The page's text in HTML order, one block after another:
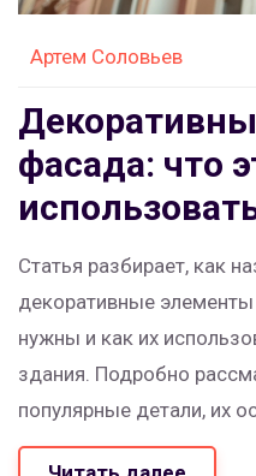
Артем Соловьев
фасада: что
Статья разбирает, как
декоративные
нужны и как их
здания. Подробно
популярные детали, их
материалы.